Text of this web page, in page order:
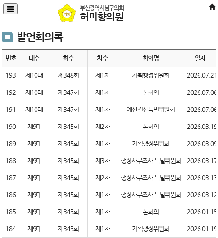
본문바로가기
부산광역시남구의회
허미향의원
발언회의록
번호 대수 회수 차수 회의명 일자
193 제10대 제348회 제1차 기획행정위원회 2026.07.21
192 제10대 제347회 제1차 본회의 2026.07.06
191 제10대 제347회 제1차 예산결산특별위원회 2026.07.06
190 제9대 제345회 제2차 본회의 2026.03.19
189 제9대 제345회 제1차 기획행정위원회 2026.03.09
188 제9대 제345회 제3차 행정사무조사 특별위원회 2026.03.17
187 제9대 제345회 제2차 행정사무조사 특별위원회 2026.03.13
186 제9대 제345회 제1차 행정사무조사 특별위원회 2026.03.12
185 제9대 제343회 제1차 본회의 2026.01.15
184 제9대 제343회 제1차 기획행정위원회 2026.01.19